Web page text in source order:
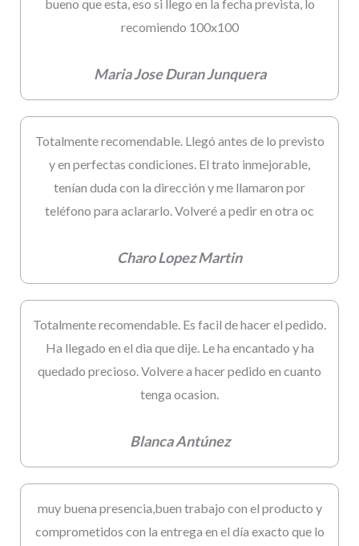
bueno que esta, eso si llego en la fecha prevista, lo
recomiendo 100x100
Maria Jose Duran Junquera
Totalmente recomendable. Llegó antes de lo previsto
y en perfectas condiciones. El trato inmejorable,
tenían duda con la dirección y me llamaron por
teléfono para aclararlo. Volveré a pedir en otra oc
Charo Lopez Martin
Totalmente recomendable. Es facil de hacer el pedido.
Ha llegado en el dia que dije. Le ha encantado y ha
quedado precioso. Volvere a hacer pedido en cuanto
tenga ocasion.
Blanca Antúnez
muy buena presencia,buen trabajo con el producto y
comprometidos con la entrega en el día exacto que lo